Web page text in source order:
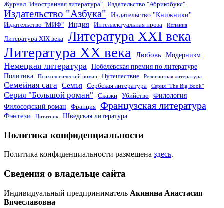
Журнал "Иностранная литература"
Издательство "Абрикобукс"
Издательство "Азбука" Издательство "Книжники"
Издательство "МИФ" Индия Интеллектуальная проза Испания
Литература XIX века Литература XXI века
Литература XX века Любовь Модернизм
Немецкая литература
Нобелевская премия по литературе
Политика
Психологический роман Путешествие Религиозная литература
Семейная сага Семья Сербская литература Серия "The Big Book"
Серия "Большой роман" Сказки Убийство
Филология
Философский роман
Франция Французская литература
Фэнтези Цитатник Шведская литература
Политика конфиденциальности
Политика конфиденциальности размещена здесь.
Сведения о владельце сайта
Индивидуальный предприниматель Акинина Анастасия
Вячеславовна